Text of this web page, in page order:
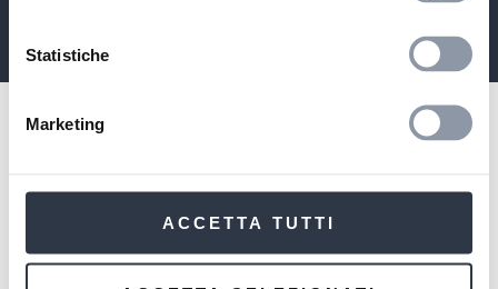
Statistiche
Marketing
ACCETTA TUTTI